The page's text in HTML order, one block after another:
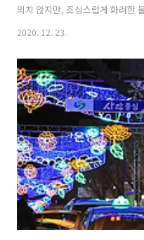
의치 않지만, 조심스럽게 화려한
를 살포시 다녀왔습니다. 가장 먼
네요~. 마침 창동 눈꽃 축제를 기
니다. 천천히 거리를 거닐어 보
동사거리 → 학문당 방향 모습 ▼
모습 창동사거리를 잠시 둘러본
동사거리에서 코아양과 방향의
..
2020. 12. 23.